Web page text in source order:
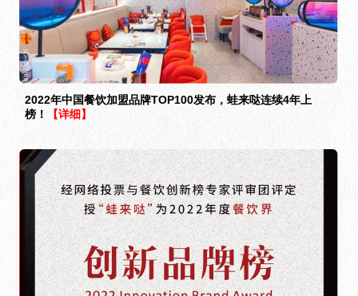
2022年中国餐饮加盟品牌TOP100发布，蛙来哒连续4年上
榜！
【详细】